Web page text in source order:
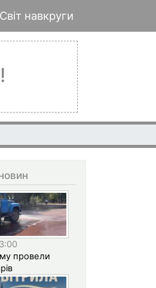
Світ навкруги
провели